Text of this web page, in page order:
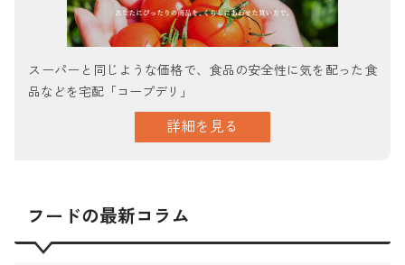
スーパーと同じような価格で、食品の安全性に気を配った食
品などを宅配「コープデリ」
詳細を見る
フードの最新コラム